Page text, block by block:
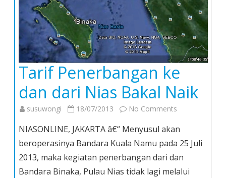
Tarif Penerbangan ke
dan dari Nias Bakal Naik
susuwongi 18/07/2013 No Comments
Penerbangan
ke
dan
dari
NIASONLINE, JAKARTA â€“ Menyusul akan
beroperasinya Bandara Kuala Namu pada 25 Juli
2013, maka kegiatan penerbangan dari dan
Bandara Binaka, Pulau Nias tidak lagi melalui